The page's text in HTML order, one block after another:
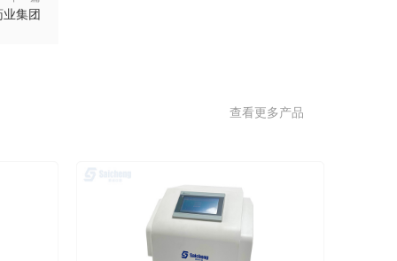
集团
查看更多产品